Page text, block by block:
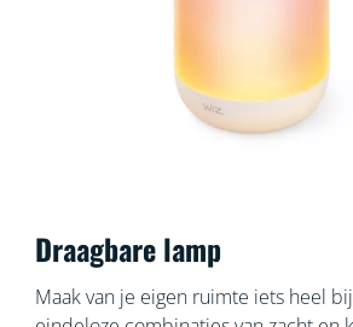
Draagbare lamp
Maak van je eigen ruimte iets heel